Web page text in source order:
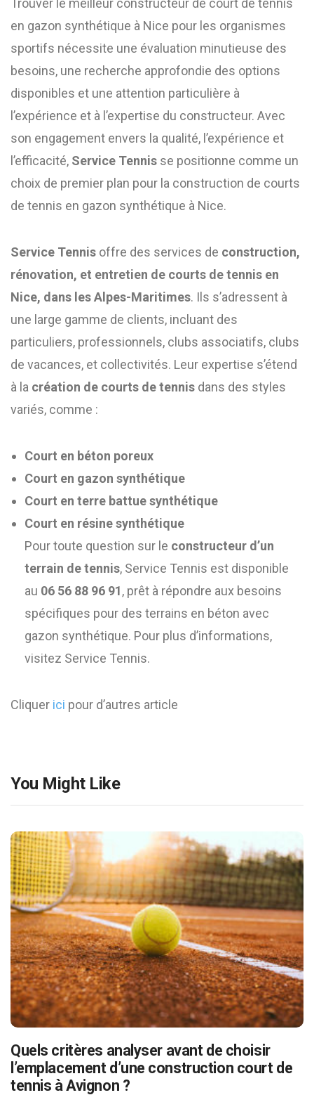
Trouver le meilleur constructeur de court de tennis
en gazon synthétique à Nice pour les organismes
sportifs nécessite une évaluation minutieuse des
besoins, une recherche approfondie des options
disponibles et une attention particulière à
l’expérience et à l’expertise du constructeur. Avec
son engagement envers la qualité, l’expérience et
l’efficacité, Service Tennis se positionne comme un
choix de premier plan pour la construction de courts
de tennis en gazon synthétique à Nice.
Service Tennis offre des services de construction,
rénovation, et entretien de courts de tennis en
Nice, dans les Alpes-Maritimes. Ils s’adressent à
une large gamme de clients, incluant des
particuliers, professionnels, clubs associatifs, clubs
de vacances, et collectivités. Leur expertise s’étend
à la création de courts de tennis dans des styles
variés, comme :
Court en béton poreux
Court en gazon synthétique
Court en terre battue synthétique
Court en résine synthétique
Pour toute question sur le constructeur d’un
terrain de tennis, Service Tennis est disponible
au 06 56 88 96 91, prêt à répondre aux besoins
spécifiques pour des terrains en béton avec
gazon synthétique. Pour plus d’informations,
visitez Service Tennis.
Cliquer ici pour d’autres article
You Might Like
Quels critères analyser avant de choisir
l’emplacement d’une construction court de
tennis à Avignon ?